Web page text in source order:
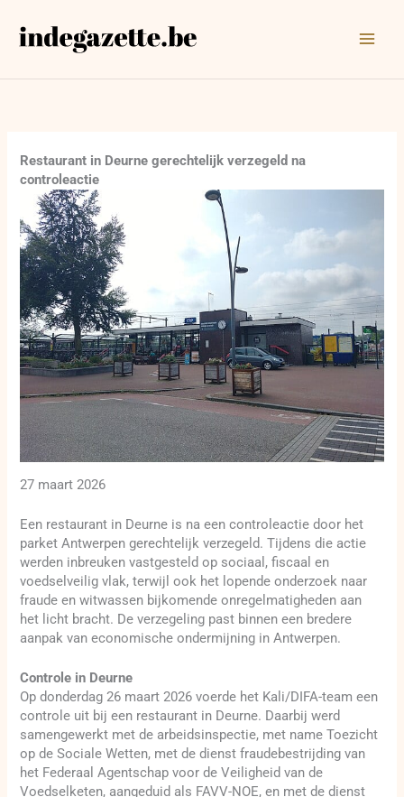
naar
Restaurant in Deurne gerechtelijk verzegeld na
controleactie
27 maart 2026
Een restaurant in Deurne is na een controleactie door het
parket Antwerpen gerechtelijk verzegeld. Tijdens die actie
werden inbreuken vastgesteld op sociaal, fiscaal en
voedselveilig vlak, terwijl ook het lopende onderzoek naar
fraude en witwassen bijkomende onregelmatigheden aan
het licht bracht. De verzegeling past binnen een bredere
aanpak van economische ondermijning in Antwerpen.
Controle in Deurne
Op donderdag 26 maart 2026 voerde het Kali/DIFA-team een
controle uit bij een restaurant in Deurne. Daarbij werd
samengewerkt met de arbeidsinspectie, met name Toezicht
op de Sociale Wetten, met de dienst fraudebestrijding van
het Federaal Agentschap voor de Veiligheid van de
Voedselketen, aangeduid als FAVV-NOE, en met de dienst